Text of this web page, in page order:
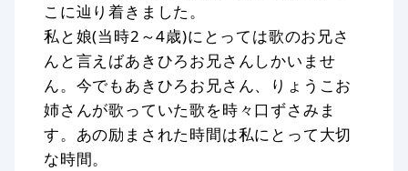
こに辿り着きました。
私と娘(当時2～4歳)にとっては歌のお兄さ
んと言えばあきひろお兄さんしかいませ
ん。今でもあきひろお兄さん、りょうこお
姉さんが歌っていた歌を時々口ずさみま
す。あの励まされた時間は私にとって大切
な時間。